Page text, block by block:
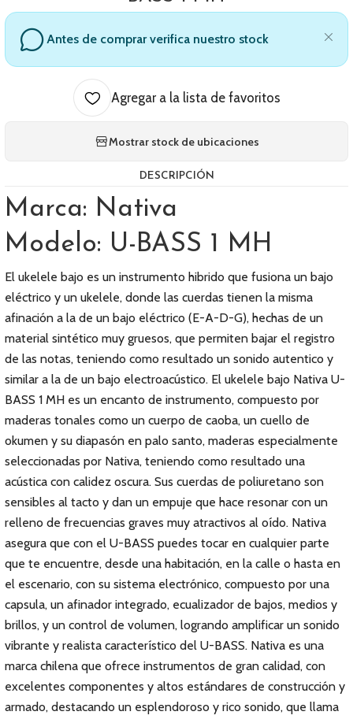
Antes de comprar verifica nuestro stock
Agregar a la lista de favoritos
Mostrar stock de ubicaciones
DESCRIPCIÓN
Marca: Nativa
Modelo: U-BASS 1 MH
El ukelele bajo es un instrumento hibrido que fusiona un bajo
eléctrico y un ukelele, donde las cuerdas tienen la misma
afinación a la de un bajo eléctrico (E-A-D-G), hechas de un
material sintético muy gruesos, que permiten bajar el registro
de las notas, teniendo como resultado un sonido autentico y
similar a la de un bajo electroacústico. El ukelele bajo Nativa U-
BASS 1 MH es un encanto de instrumento, compuesto por
maderas tonales como un cuerpo de caoba, un cuello de
okumen y su diapasón en palo santo, maderas especialmente
seleccionadas por Nativa, teniendo como resultado una
acústica con calidez oscura. Sus cuerdas de poliuretano son
sensibles al tacto y dan un empuje que hace resonar con un
relleno de frecuencias graves muy atractivos al oído. Nativa
asegura que con el U-BASS puedes tocar en cualquier parte
que te encuentre, desde una habitación, en la calle o hasta en
el escenario, con su sistema electrónico, compuesto por una
capsula, un afinador integrado, ecualizador de bajos, medios y
brillos, y un control de volumen, logrando amplificar un sonido
vibrante y realista característico del U-BASS. Nativa es una
marca chilena que ofrece instrumentos de gran calidad, con
excelentes componentes y altos estándares de construcción y
armado, destacando un esplendoroso y rico sonido, que llama